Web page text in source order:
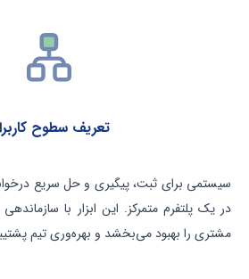
تعریف سطوح
سیستمی برای ثبت، پیگیری و حل سریع
در یک پلتفرم متمرکز. این ابزار با
مشتری را بهبود می‌بخشد و بهره‌وری تیم